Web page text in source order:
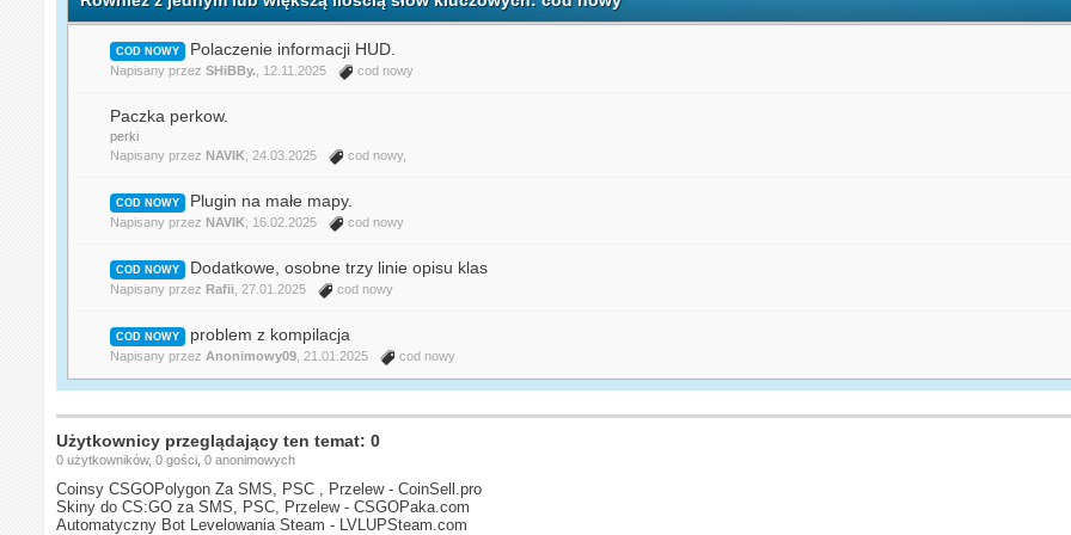
COD NOWY Polaczenie informacji HUD.
Napisany przezSHiBBy. , 12.11.2025 cod nowy
Paczka perkow.
perki
Napisany przez NAVIK , 24.03.2025 cod nowy,
COD NOWY Plugin na małe mapy.
Napisany przez NAVIK , 16.02.2025 cod nowy
COD NOWY Dodatkowe, osobne trzy linie opisu klas
Napisany przez Rafii , 27.01.2025 cod nowy
COD NOWY problem z kompilacja
Napisany przez Anonimowy09 , 21.01.2025 cod nowy
Użytkownicy przeglądający ten temat: 0
0 użytkowników, 0 gości, 0 anonimowych
Coinsy CSGOPolygon Za SMS, PSC , Przelew - CoinSell.pro
Skiny do CS:GO za SMS, PSC, Przelew - CSGOPaka.com
Automatyczny Bot Levelowania Steam - LVLUPSteam.com